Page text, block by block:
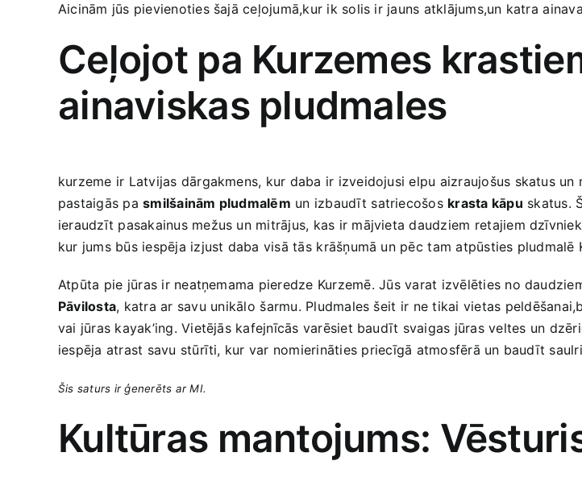
Aicinām jūs pievienoties šajā‌ ceļojumā,kur ik solis ir‍ jauns atklājums,un katra
Ceļojot pa ​Kurzemes
ainaviskas pludmales
kurzeme ir‍ Latvijas dārgakmens, kur daba​ ir izveidojusi elpu aizraujošus skatus
pastaigās pasmilšainām pludmalēm un izbaudīt⁢ satriecošos krasta kāpu skatus.
ieraudzīt pasakainus mežus un mitrājus, kas ir mājvieta ‍daudziem ⁣retajiem
‌kur jums būs iespēja izjust daba visā tās ⁣krāšņumā‍ un pēc ⁤tam atpūsties ‌pludmalē
Atpūta⁢ pie jūras ir neatņemama pieredze ‌Kurzemē.⁤ Jūs varat izvēlēties no
Pāvilosta, katra ar savu ⁣unikālo⁣ šarmu. Pludmales šeit‌ ir⁤ ne‍ tikai vietas⁣
vai jūras kayak’ing. Vietējās kafejnīcās varēsiet baudīt svaigas jūras veltes ⁢un
‌iespēja atrast savu stūrīti, kur ​var nomierināties ⁤priecīgā atmosfērā un baudīt
Šis saturs‌ ir ģenerēts⁤ ar MI.
Kultūras mantojums: